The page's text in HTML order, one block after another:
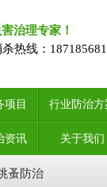
治理专家！
热线：
项目 行业防治方
资讯 关于我们
蚤防治